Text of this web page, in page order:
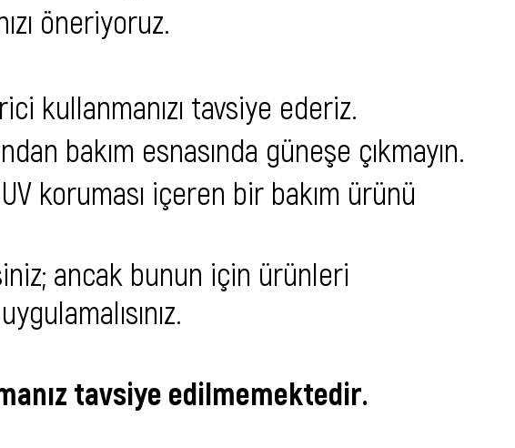
öneriyoruz.
kullanmanızı tavsiye ederiz.
bakım esnasında güneşe çıkmayın.
koruması içeren bir bakım ürünü
ancak bunun için ürünleri
tavsiye edilmemektedir.